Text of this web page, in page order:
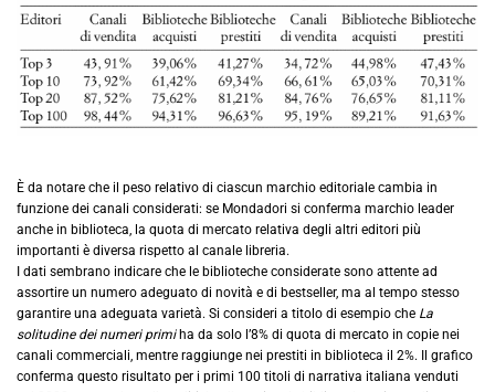
È da notare che il peso relativo di ciascun marchio editoriale cambia in
funzione dei canali considerati: se Mondadori si conferma marchio leader
anche in biblioteca, la quota di mercato relativa degli altri editori più
importanti è diversa rispetto al canale libreria.
I dati sembrano indicare che le biblioteche considerate sono attente ad
assortire un numero adeguato di novità e di bestseller, ma al tempo stesso
garantire una adeguata varietà. Si consideri a titolo di esempio che La
solitudine dei numeri primi ha da solo l’8% di quota di mercato in copie nei
canali commerciali, mentre raggiunge nei prestiti in biblioteca il 2%. Il grafico
conferma questo risultato per i primi 100 titoli di narrativa italiana venduti